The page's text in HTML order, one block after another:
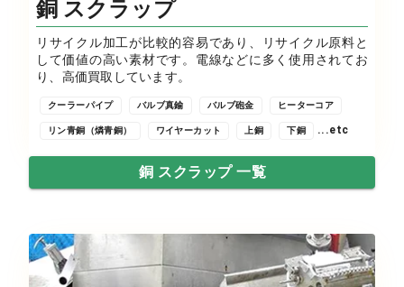
銅 スクラップ
リサイクル加工が比較的容易であり、リサイクル原料と
して価値の高い素材です。電線などに多く使用されてお
り、高価買取しています。
クーラーパイプ バルブ真鍮 バルブ砲金 ヒーターコア
リン青銅（燐青銅） ワイヤーカット 上銅 下銅 ...etc
銅 スクラップ 一覧